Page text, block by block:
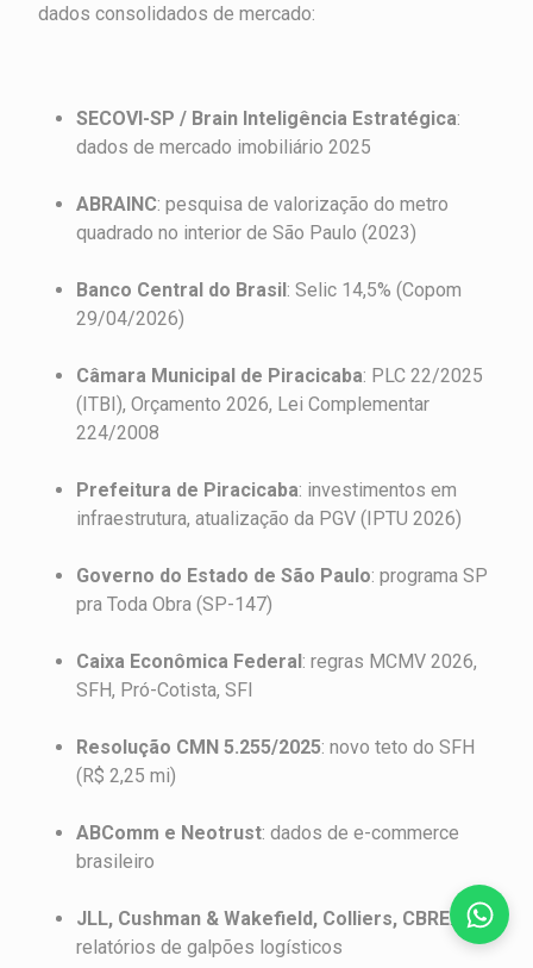
dados consolidados de mercado:
SECOVI-SP / Brain Inteligência Estratégica:
dados de mercado imobiliário 2025
ABRAINC: pesquisa de valorização do metro
quadrado no interior de São Paulo (2023)
Banco Central do Brasil: Selic 14,5% (Copom
29/04/2026)
Câmara Municipal de Piracicaba: PLC 22/2025
(ITBI), Orçamento 2026, Lei Complementar
224/2008
Prefeitura de Piracicaba: investimentos em
infraestrutura, atualização da PGV (IPTU 2026)
Governo do Estado de São Paulo: programa SP
pra Toda Obra (SP-147)
Caixa Econômica Federal: regras MCMV 2026,
SFH, Pró-Cotista, SFI
Resolução CMN 5.255/2025: novo teto do SFH
(R$ 2,25 mi)
ABComm e Neotrust: dados de e-commerce
brasileiro
JLL, Cushman & Wakefield, Colliers, CBRE:
relatórios de galpões logísticos